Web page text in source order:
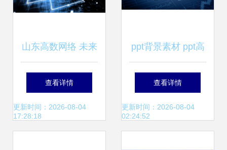
山东高数网络 未来
互联网科技将会如
何发展
查看详情
更新时间：2026-08-04
17:28:18
ppt背景素材 ppt高
清背景下载 千库网
第8页
查看详情
更新时间：2026-08-04
02:24:52